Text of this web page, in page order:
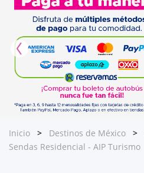
Inicio Destinos de México
Sendas Residencial - AIP Turismo